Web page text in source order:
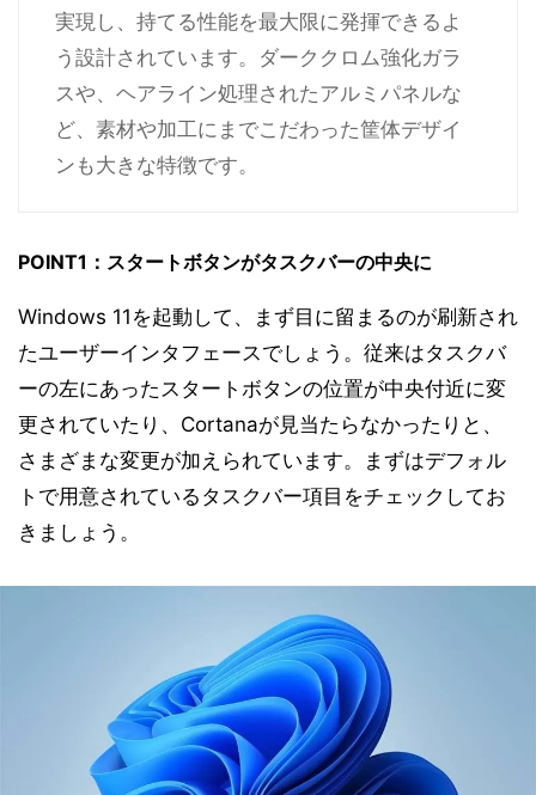
実現し、持てる性能を最大限に発揮できるよ
う設計されています。ダーククロム強化ガラ
スや、ヘアライン処理されたアルミパネルな
ど、素材や加工にまでこだわった筐体デザイ
ンも大きな特徴です。
POINT1：スタートボタンがタスクバーの中央に
Windows 11を起動して、まず目に留まるのが刷新され
たユーザーインタフェースでしょう。従来はタスクバ
ーの左にあったスタートボタンの位置が中央付近に変
更されていたり、Cortanaが見当たらなかったりと、
さまざまな変更が加えられています。まずはデフォル
トで用意されているタスクバー項目をチェックしてお
きましょう。